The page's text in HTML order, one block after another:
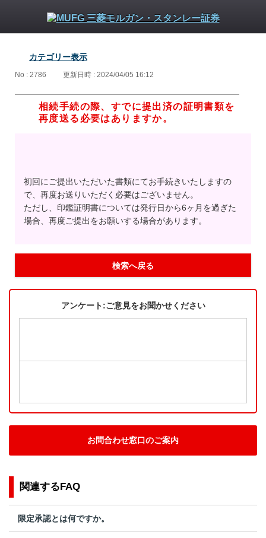
カテゴリー表示
No : 2786 更新日時 : 2024/04/05 16:12
相続手続の際、すでに提出済の証明書類を
再度送る必要はありますか。
初回にご提出いただいた書類にてお手続きいたしますの
で、再度お送りいただく必要はございません。
ただし、印鑑証明書については発行日から6ヶ月を過ぎた
場合、再度ご提出をお願いする場合があります。
検索へ戻る
アンケート:ご意見をお聞かせください
お問合わせ窓口のご案内
関連するFAQ
限定承認とは何ですか。